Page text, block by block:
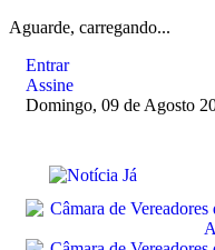
Aguarde, carregando...
Entrar
Assine
Domingo, 09 de Agosto